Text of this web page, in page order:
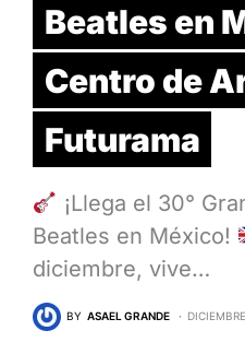
Beatles en
Centro de
Futurama
¡Llega el 30°
Beatles en México!
diciembre, vive…
BY ASAEL GRANDE